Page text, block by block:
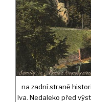
na zadní straně
lva. Nedaleko před